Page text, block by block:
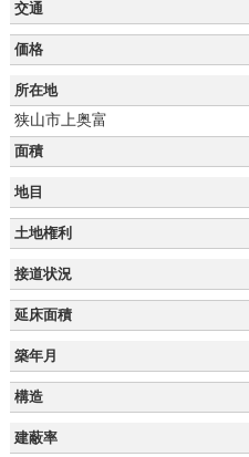
交通
価格
所在地
狭山市上奥富
面積
地目
土地権利
接道状況
延床面積
築年月
構造
建蔽率